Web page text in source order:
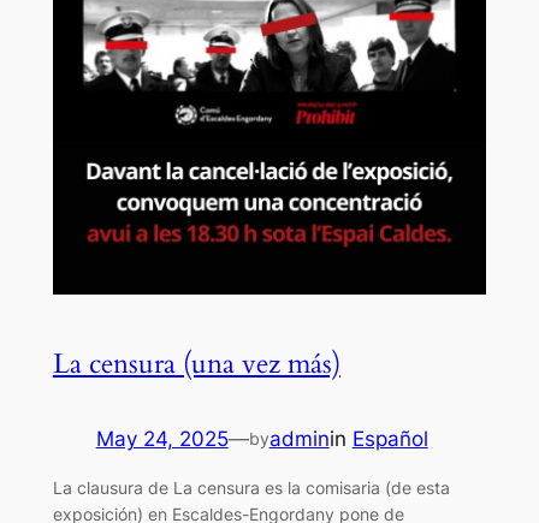
La censura (una vez más)
May 24, 2025—byadminin Español
La clausura de La censura es la comisaria (de esta
exposición) en Escaldes-Engordany pone de